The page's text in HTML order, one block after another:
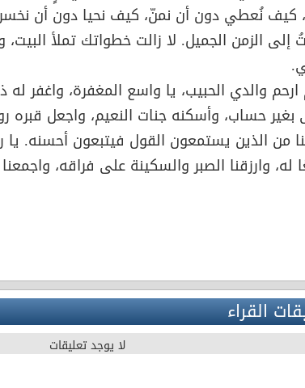
كيف نُعطي دون أن نمنّ، كيف نحيا دون أن نخسر
إلى الزمن الجميل. لا زالت خطواتك تملأ
ارحم والدي الحبيب، يا واسع المغفرة، واغفر له
بغير حساب، وأسكنه جنات النعيم، واجعل قبره
من الذين يستمعون القول فيتبعون أحسنه. يا
له، وارزقنا الصبر والسكينة على فراقه،
القراء
لا يوجد تعليقات